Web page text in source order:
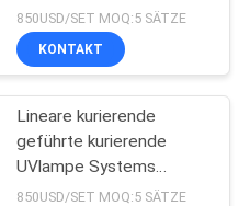
Wasserkühlung LED
kurierendes UVsystem
für Offsetdruckmaschine
850USD/SET MOQ:5 SÄTZE
KONTAKT
Lineare kurierende
geführte kurierende
UVlampe Systems
365nm 395nm 405nm
850USD/SET MOQ:5 SÄTZE